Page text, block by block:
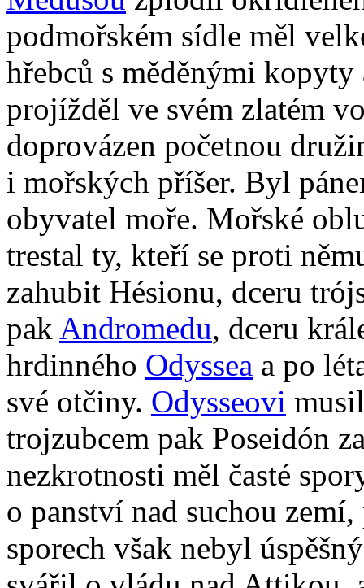
podmořském sídle měl
hřebců s měděnými
projížděl ve svém zlatém
doprovázen početnou
i mořských příšer. Byl
obyvatel moře. Mořské
trestal ty, kteří se proti
zahubit Hésionu, dceru
pak Andromedu, dceru
hrdinného Odyssea a po
své otčiny. Odysseovi
trojzubcem pak Poseidón
nezkrotnosti měl časté
o panství nad suchou
sporech však nebyl